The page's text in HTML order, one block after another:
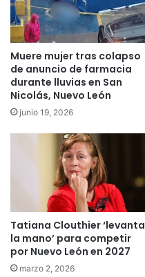
Muere mujer tras colapso
de anuncio de farmacia
durante lluvias en San
Nicolás, Nuevo León
junio 19, 2026
Tatiana Clouthier ‘levanta
la mano’ para competir
por Nuevo León en 2027
marzo 2, 2026